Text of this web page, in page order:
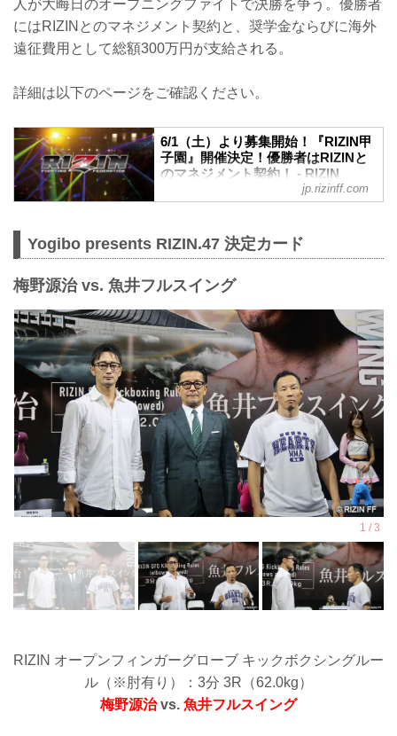
人が大晦日のオープニングファイトで決勝を争う。優勝者
にはRIZINとのマネジメント契約と、奨学金ならびに海外
遠征費用として総額300万円が支給される。
詳細は以下のページをご確認ください。
6/1（土）より募集開始！『RIZIN甲
子園』開催決定！優勝者はRIZINと
のマネジメント契約！ - RIZIN
FIGHTING FEDERATION オフィシ
ャルサイト
新プロジェクト『RIZIN甲子園』が始動！
RIZIN甲子園 概要
RIZINのリングで活躍する選手を発掘する
新プロジェクト。トライアウトを経て決
勝トーナメントを行います。
決勝戦はなんと、2024年大晦日のRIZIN
のオープニングファイトで実施！
そして優勝者はRIZINとのマネジメント契
約を結ぶことが出来るぞ！
募集期間
2024年6月1日（土）〜6月30日（日）
応募条件
項目 条件
性別 男性のみ
年齢 15歳以上、18歳以下の男子
体重 ...
jp.rizinff.com
Yogibo presents RIZIN.47 決定カード
梅野源治 vs. 魚井フルスイング
RIZIN オープンフィンガーグローブ キックボクシングルー
ル（※肘有り）：3分 3R（62.0kg）
梅野源治vs. 魚井フルスイング